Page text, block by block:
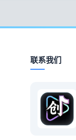
联系我们